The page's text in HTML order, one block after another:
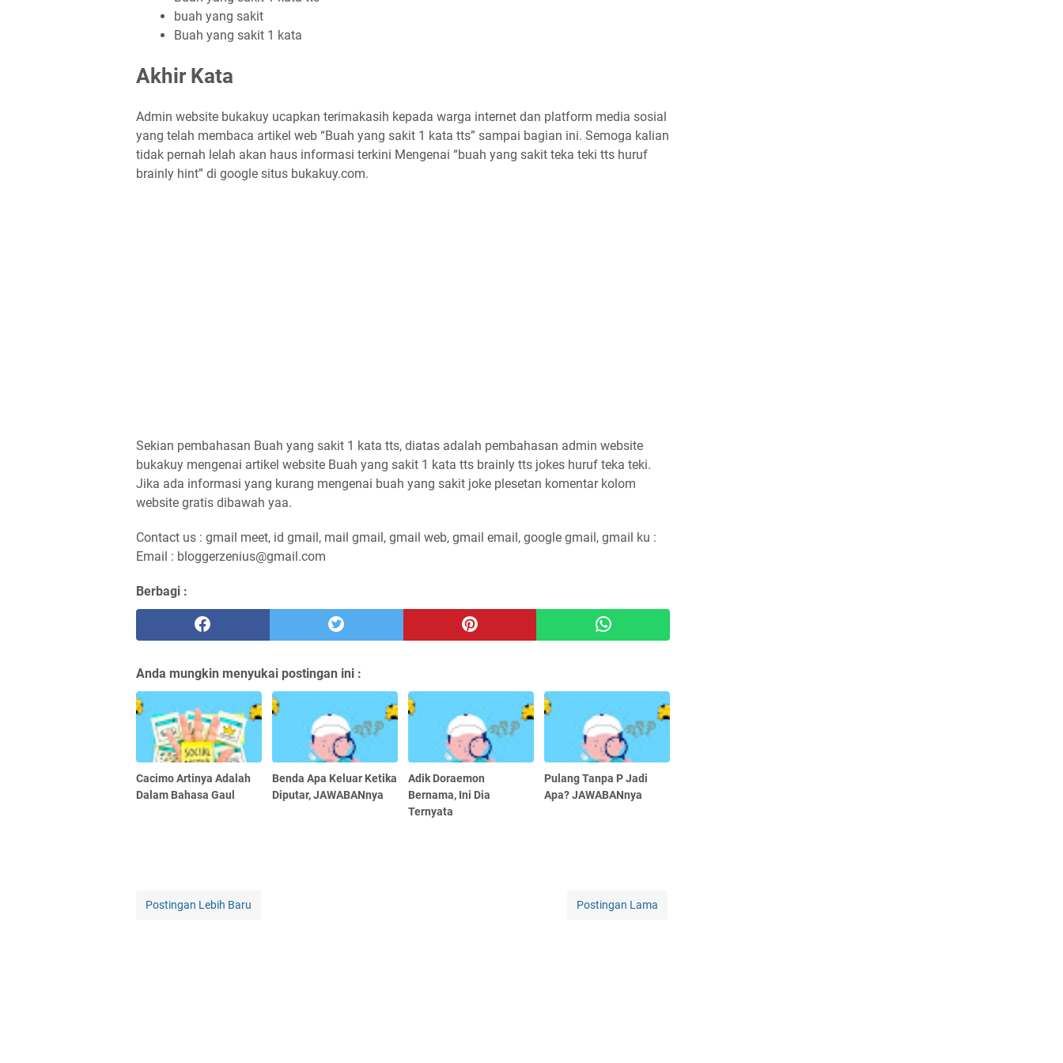
buah yang sakit
Buah yang sakit 1 kata
Akhir Kata
Admin website bukakuy ucapkan terimakasih kepada warga internet dan platform media sosial
yang telah membaca artikel web “Buah yang sakit 1 kata tts” sampai bagian ini. Semoga kalian
tidak pernah lelah akan haus informasi terkini Mengenai “buah yang sakit teka teki tts huruf
brainly hint” di google situs bukakuy.com.
Sekian pembahasan Buah yang sakit 1 kata tts, diatas adalah pembahasan admin website
bukakuy mengenai artikel website Buah yang sakit 1 kata tts brainly tts jokes huruf teka teki.
Jika ada informasi yang kurang mengenai buah yang sakit joke plesetan komentar kolom
website gratis dibawah yaa.
Contact us : gmail meet, id gmail, mail gmail, gmail web, gmail email, google gmail, gmail ku :
Email : bloggerzenius@gmail.com
Berbagi :
Anda mungkin menyukai postingan ini :
Cacimo Artinya Adalah
Dalam Bahasa Gaul
Benda Apa Keluar Ketika
Diputar, JAWABANnya
Adik Doraemon
Bernama, Ini Dia
Ternyata
Pulang Tanpa P Jadi
Apa? JAWABANnya
Postingan Lebih Baru Postingan Lama